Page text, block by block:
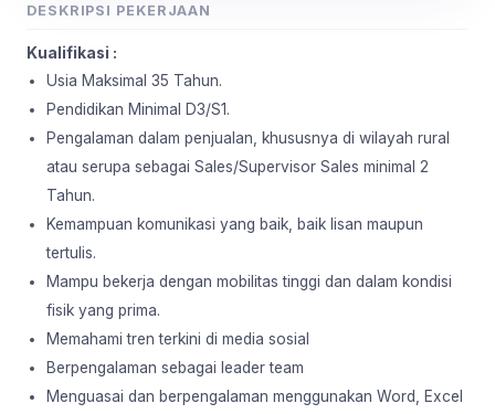
DESKRIPSI PEKERJAAN
Kualifikasi :
Usia Maksimal 35 Tahun.
Pendidikan Minimal D3/S1.
Pengalaman dalam penjualan, khususnya di wilayah rural
atau serupa sebagai Sales/Supervisor Sales minimal 2
Tahun.
Kemampuan komunikasi yang baik, baik lisan maupun
tertulis.
Mampu bekerja dengan mobilitas tinggi dan dalam kondisi
fisik yang prima.
Memahami tren terkini di media sosial
Berpengalaman sebagai leader team
Menguasai dan berpengalaman menggunakan Word, Excel